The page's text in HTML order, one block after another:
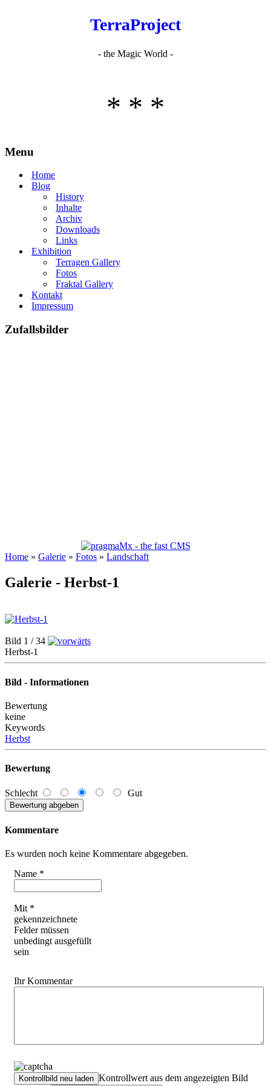
TerraProject
- the Magic World -
* * *
Menu
Home
Blog
History
Inhalte
Archiv
Downloads
Links
Exhibition
Terragen Gallery
Fotos
Fraktal Gallery
Kontakt
Impressum
Zufallsbilder
Home » Galerie » Fotos » Landschaft
Galerie - Herbst-1
Bild 1 / 34
Herbst-1
Bild - Informationen
Bewertung
keine
Keywords
Herbst
Bewertung
Schlecht Gut
Kommentare
Es wurden noch keine Kommentare abgegeben.
Name *
Mit *
gekennzeichnete
Felder müssen
unbedingt ausgefüllt
sein
Ihr Kommentar
Kontrollwert aus dem angezeigten Bild